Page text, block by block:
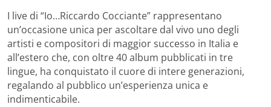
I live di “Io…Riccardo Cocciante” rappresentano
un’occasione unica per ascoltare dal vivo uno degli
artisti e compositori di maggior successo in Italia e
all’estero che, con oltre 40 album pubblicati in tre
lingue, ha conquistato il cuore di intere generazioni,
regalando al pubblico un’esperienza unica e
indimenticabile.